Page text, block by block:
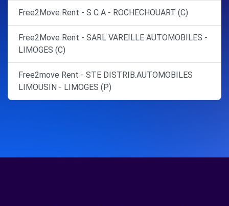
Free2Move Rent - S C A - ROCHECHOUART (C)
Free2Move Rent - SARL VAREILLE AUTOMOBILES -
LIMOGES (C)
Free2move Rent - STE DISTRIB.AUTOMOBILES
LIMOUSIN - LIMOGES (P)